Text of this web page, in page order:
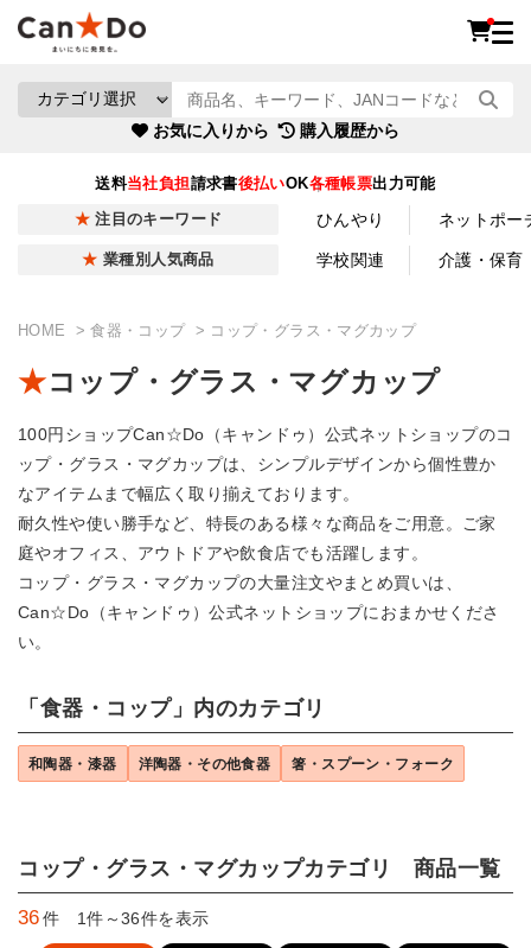
お気に入りから 購入履歴から
送料当社負担請求書後払いOK各種帳票出力可能
注目のキーワード ひんやり ネットポー
業種別人気商品 学校関連 介護・保育
HOME 食器・コップ コップ・グラス・マグカップ
コップ・グラス・マグカップ
100円ショップCan☆Do（キャンドゥ）公式ネットショップのコ
ップ・グラス・マグカップは、シンプルデザインから個性豊か
なアイテムまで幅広く取り揃えております。
耐久性や使い勝手など、特長のある様々な商品をご用意。ご家
庭やオフィス、アウトドアや飲食店でも活躍します。
コップ・グラス・マグカップの大量注文やまとめ買いは、
Can☆Do（キャンドゥ）公式ネットショップにおまかせくださ
い。
「食器・コップ」内のカテゴリ
和陶器・漆器 洋陶器・その他食器 箸・スプーン・フォーク
コップ・グラス・マグカップカテゴリ 商品一覧
36件 1件～36件を表示